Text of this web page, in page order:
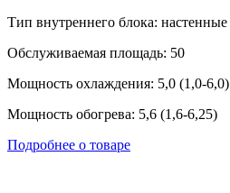
Тип внутреннего блока: настенные
Обслуживаемая площадь: 50
Мощность охлаждения: 5,0 (1,0-6,0)
Мощность обогрева: 5,6 (1,6-6,25)
Подробнее о товаре